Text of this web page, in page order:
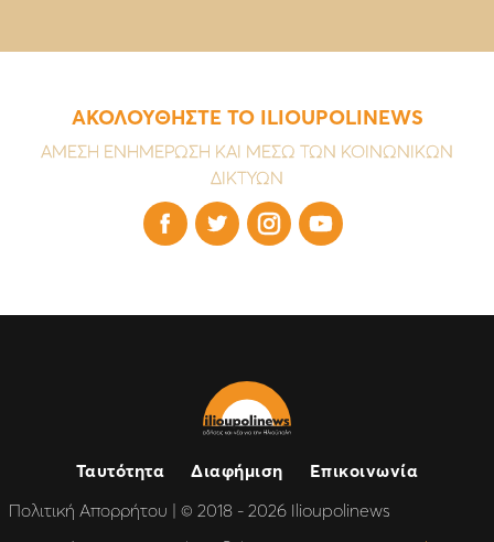
ΑΚΟΛΟΥΘΗΣΤΕ ΤΟ ILIOUPOLINEWS
ΑΜΕΣΗ ΕΝΗΜΕΡΩΣΗ ΚΑΙ ΜΕΣΩ ΤΩΝ ΚΟΙΝΩΝΙΚΩΝ
ΔΙΚΤΥΩΝ
   
Ταυτότητα Διαφήμιση
Επικοινωνία
Πολιτική Απορρήτου | © 2018 - 2026 Ilioupolinews